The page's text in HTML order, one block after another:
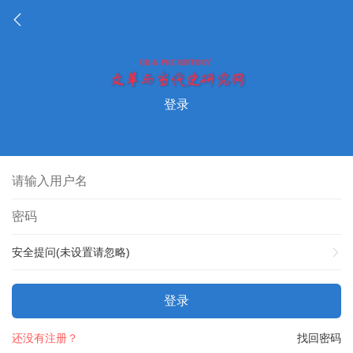
登录
安全提问(未设置请忽略)
登录
找回密码
还没有注册？